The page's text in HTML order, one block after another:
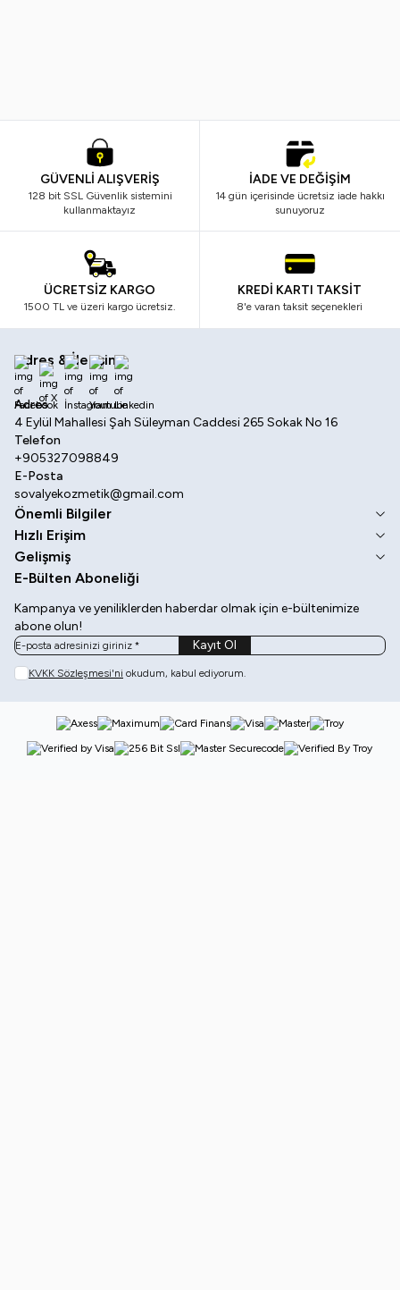
GÜVENLİ ALIŞVERİŞ
128 bit SSL Güvenlik sistemini
kullanmaktayız
İADE VE DEĞİŞİM
14 gün içerisinde ücretsiz iade hakkı
sunuyoruz
ÜCRETSİZ KARGO
1500 TL ve üzeri kargo ücretsiz.
KREDİ KARTI TAKSİT
8'e varan taksit seçenekleri
Adres & İletişim
Adres
4 Eylül Mahallesi Şah Süleyman Caddesi 265 Sokak No 16
Telefon
+905327098849
E-Posta
sovalyekozmetik@gmail.com
Facebook
X İnstagram
Youtube
Önemli Bilgiler
Hızlı Erişim
Gelişmiş
E-Bülten Aboneliği
Kampanya ve yeniliklerden haberdar olmak için e-bültenimize
abone olun!
Kayıt Ol
KVKK Sözleşmesi'ni okudum, kabul ediyorum.